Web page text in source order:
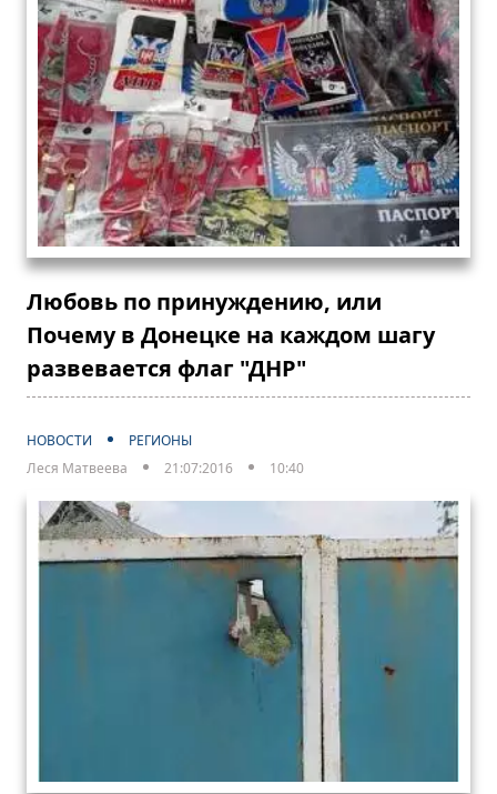
Любовь по принуждению, или
Почему в Донецке на каждом шагу
развевается флаг "ДНР"
НОВОСТИ
РЕГИОНЫ
Леся Матвеева
21:07:2016 10:40